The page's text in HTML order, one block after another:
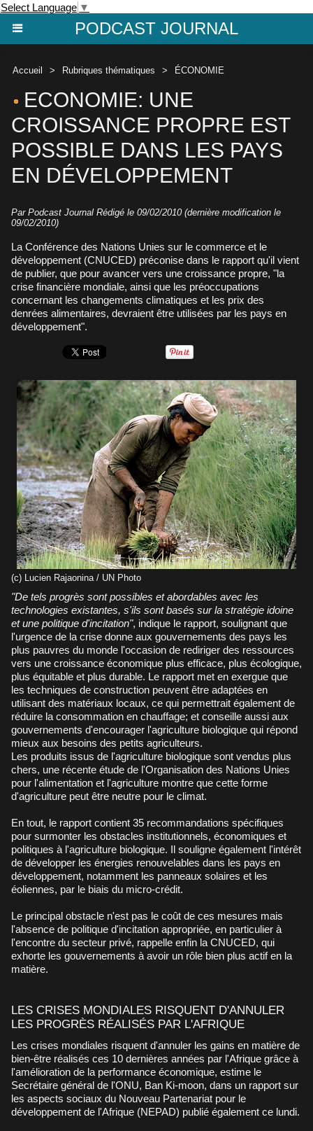
Select Language ▼
PODCAST JOURNAL
Accueil > Rubriques thématiques > ÉCONOMIE
ECONOMIE: UNE
CROISSANCE PROPRE EST
POSSIBLE DANS LES PAYS
EN DÉVELOPPEMENT
Par Podcast Journal Rédigé le 09/02/2010 (dernière modification le
09/02/2010)
La Conférence des Nations Unies sur le commerce et le
développement (CNUCED) préconise dans le rapport qu'il vient
de publier, que pour avancer vers une croissance propre, "la
crise financière mondiale, ainsi que les préoccupations
concernant les changements climatiques et les prix des
denrées alimentaires, devraient être utilisées par les pays en
développement".
(c) Lucien Rajaonina / UN Photo
"De tels progrès sont possibles et abordables avec les
technologies existantes, s'ils sont basés sur la stratégie idoine
et une politique d'incitation", indique le rapport, soulignant que
l'urgence de la crise donne aux gouvernements des pays les
plus pauvres du monde l'occasion de rediriger des ressources
vers une croissance économique plus efficace, plus écologique,
plus équitable et plus durable. Le rapport met en exergue que
les techniques de construction peuvent être adaptées en
utilisant des matériaux locaux, ce qui permettrait également de
réduire la consommation en chauffage; et conseille aussi aux
gouvernements d'encourager l'agriculture biologique qui répond
mieux aux besoins des petits agriculteurs.
Les produits issus de l'agriculture biologique sont vendus plus
chers, une récente étude de l'Organisation des Nations Unies
pour l'alimentation et l'agriculture montre que cette forme
d'agriculture peut être neutre pour le climat.
En tout, le rapport contient 35 recommandations spécifiques
pour surmonter les obstacles institutionnels, économiques et
politiques à l'agriculture biologique. Il souligne également l'intérêt
de développer les énergies renouvelables dans les pays en
développement, notamment les panneaux solaires et les
éoliennes, par le biais du micro-crédit.
Le principal obstacle n'est pas le coût de ces mesures mais
l'absence de politique d'incitation appropriée, en particulier à
l'encontre du secteur privé, rappelle enfin la CNUCED, qui
exhorte les gouvernements à avoir un rôle bien plus actif en la
matière.
LES CRISES MONDIALES RISQUENT D'ANNULER
LES PROGRÈS RÉALISÉS PAR L'AFRIQUE
Les crises mondiales risquent d'annuler les gains en matière de
bien-être réalisés ces 10 dernières années par l'Afrique grâce à
l'amélioration de la performance économique, estime le
Secrétaire général de l'ONU, Ban Ki-moon, dans un rapport sur
les aspects sociaux du Nouveau Partenariat pour le
développement de l'Afrique (NEPAD) publié également ce lundi.